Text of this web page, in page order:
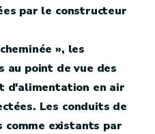
par le constructeur
», les
au point de vue des
d'alimentation en air
Les conduits de
existants par